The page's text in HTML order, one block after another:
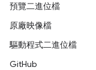
預覽二進位檔
原廠映像檔
驅動程式二進位檔
GitHub